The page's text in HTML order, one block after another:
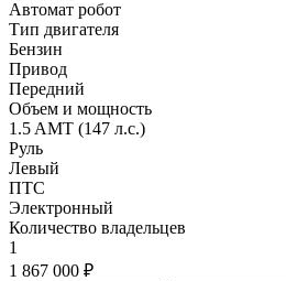
Автомат робот
Тип двигателя
Бензин
Привод
Передний
Объем и мощность
1.5 AMT (147 л.с.)
Руль
Левый
ПТС
Электронный
Количество владельцев
1
1 867 000 ₽